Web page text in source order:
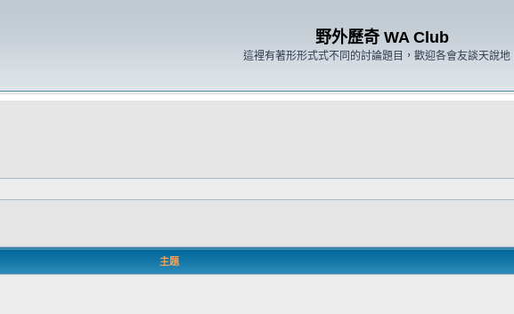
野外歷奇 WA Club
這裡有著形形式式不同的討論題目，歡迎各會友談天說地
主題